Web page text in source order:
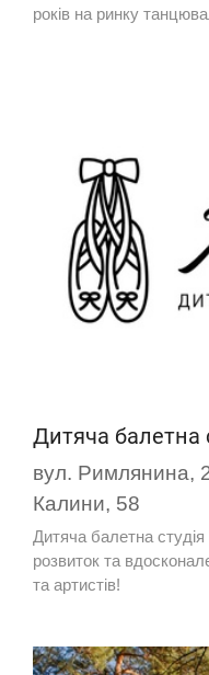
років на ринку
Дитяча балетна
вул. Римлянина,
Калини, 58
Дитяча балетна
розвиток та
та артистів!